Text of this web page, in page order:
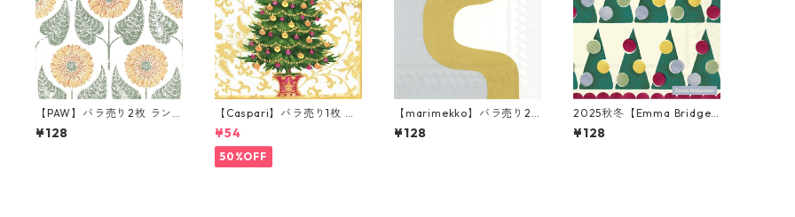
【PAW】バラ売り2枚 ラン
チサイズ ペーパーナプキン
Sunflowers Pattern ホワイ
¥128
【Caspari】バラ売り1枚 ラ
ンチサイズ ペーパーナプキ
ン Gilded Tree ホワイト
¥54
50%OFF
【marimekko】バラ売り2
枚 ランチサイズ ペーパーナ
プキン SEIREENI ゴールド
¥128
2025秋冬【Emma Bridgew
ater】バラ売り2枚 ランチ
サイズ ペーパーナプキン P
¥128